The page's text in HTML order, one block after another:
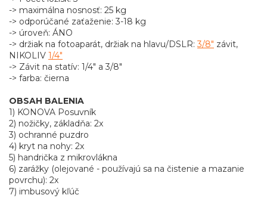
-> maximálna nosnosť: 25 kg
-> odporúčané zaťaženie: 3-18 kg
-> úroveň: ÁNO
-> držiak na fotoaparát, držiak na hlavu/DSLR:3/8" závit,
NIKOLIV 1/4"
-> Závit na statív: 1/4" a 3/8"
-> farba: čierna
OBSAH BALENIA
1) KONOVA Posuvník
2) nožičky, základňa: 2x
3) ochranné puzdro
4) kryt na nohy: 2x
5) handrička z mikrovlákna
6) zarážky (olejované - používajú sa na čistenie a mazanie
povrchu): 2x
7) imbusový kľúč